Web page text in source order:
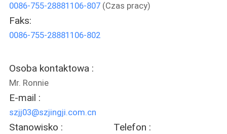
KONTROLA
JAKOŚCI
SKONTAKTUJ
SIĘ
NAMI
0086-755-28881106-807(Czas pracy)
Faks:
0086-755-28881106-802
Osoba kontaktowa :
Mr. Ronnie
E-mail :
szjj03@szjingji.com.cn
Stanowisko : Telefon :